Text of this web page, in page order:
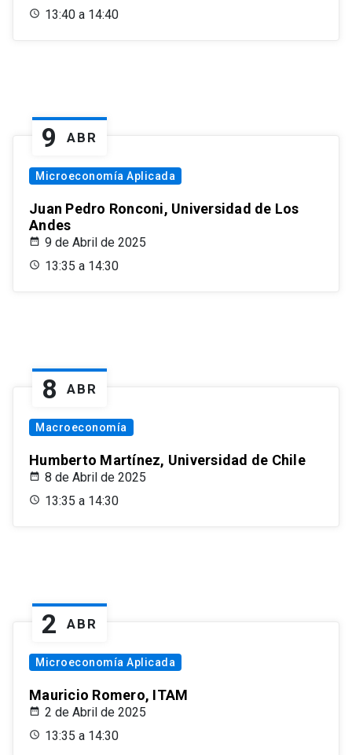
13:40 a 14:40
9 ABR
Microeconomía Aplicada
Juan Pedro Ronconi, Universidad de Los
Andes
9 de Abril de 2025
13:35 a 14:30
8 ABR
Macroeconomía
Humberto Martínez, Universidad de Chile
8 de Abril de 2025
13:35 a 14:30
2 ABR
Microeconomía Aplicada
Mauricio Romero, ITAM
2 de Abril de 2025
13:35 a 14:30